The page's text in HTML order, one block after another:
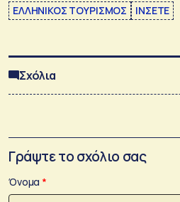
ΕΛΛΗΝΙΚΟΣ ΤΟΥΡΙΣΜΟΣ ΙΝΣΕΤΕ
Σχόλια
Γράψτε το σχόλιο σας
Όνομα